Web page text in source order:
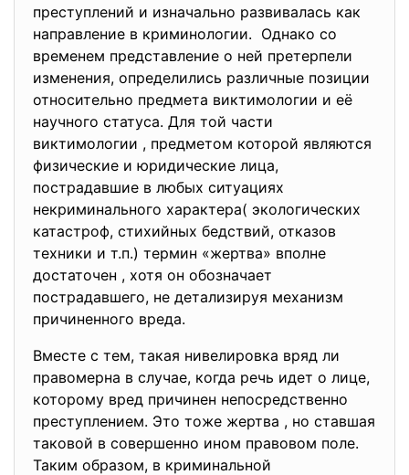
преступлений и изначально развивалась как
направление в криминологии. Однако со
временем представление о ней претерпели
изменения, определились различные позиции
относительно предмета виктимологии и её
научного статуса. Для той части
виктимологии , предметом которой являются
физические и юридические лица,
пострадавшие в любых ситуациях
некриминального характера( экологических
катастроф, стихийных бедствий, отказов
техники и т.п.) термин «жертва» вполне
достаточен , хотя он обозначает
пострадавшего, не детализируя механизм
причиненного вреда.
Вместе с тем, такая нивелировка вряд ли
правомерна в случае, когда речь идет о лице,
которому вред причинен непосредственно
преступлением. Это тоже жертва , но ставшая
таковой в совершенно ином правовом поле.
Таким образом, в криминальной